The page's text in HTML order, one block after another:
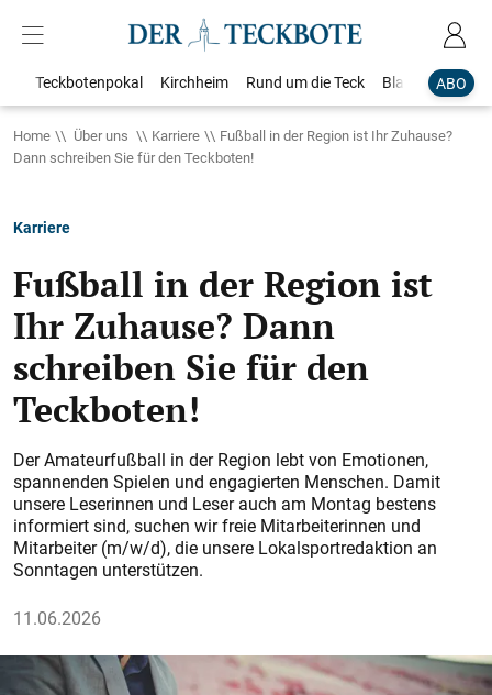
ABO
Teckbotenpokal Kirchheim Rund um die Teck Blaulicht
Home Über uns Karriere
Fußball in der Region ist Ihr Zuhause?
Dann schreiben Sie für den Teckboten!
Karriere
Fußball in der Region ist
Ihr Zuhause? Dann
schreiben Sie für den
Teckboten!
Der Amateurfußball in der Region lebt von Emotionen,
spannenden Spielen und engagierten Menschen. Damit
unsere Leserinnen und Leser auch am Montag bestens
informiert sind, suchen wir freie Mitarbeiterinnen und
Mitarbeiter (m/w/d), die unsere Lokalsportredaktion an
Sonntagen unterstützen.
11.06.2026